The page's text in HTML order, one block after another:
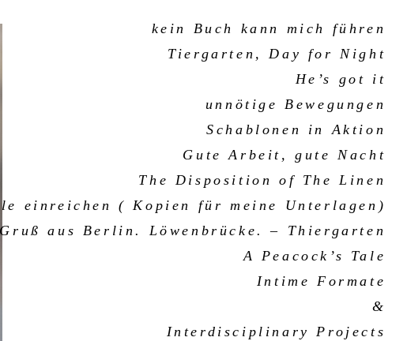
kein Buch kann mich führen
Tiergarten, Day for Night
He’s got it
unnötige Bewegungen
Schablonen in Aktion
Gute Arbeit, gute Nacht
The Disposition of The Linen
einreichen ( Kopien für meine Unterlagen)
Gruß aus Berlin. Löwenbrücke. – Thiergarten
A Peacock’s Tale
Intime Formate
&
Interdisciplinary Projects